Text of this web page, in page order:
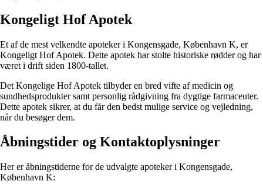
Kongeligt Hof Apotek
Et af de mest velkendte apoteker i Kongensgade, København K, er
Kongeligt Hof Apotek. Dette apotek har stolte historiske rødder og har
været i drift siden 1800-tallet.
Det Kongelige Hof Apotek tilbyder en bred vifte af medicin og
sundhedsprodukter samt personlig rådgivning fra dygtige farmaceuter.
Dette apotek sikrer, at du får den bedst mulige service og vejledning,
når du besøger dem.
Åbningstider og Kontaktoplysninger
Her er åbningstiderne for de udvalgte apoteker i Kongensgade,
København K: